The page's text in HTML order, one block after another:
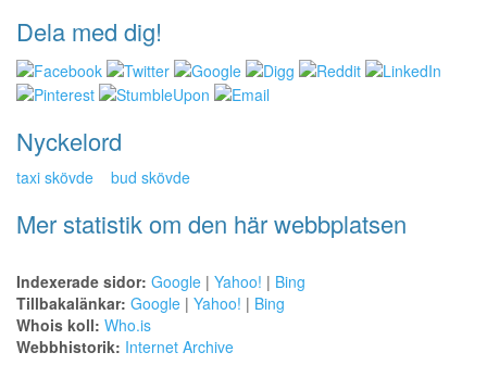
Dela med dig!
Nyckelord
taxi skövde bud skövde
Mer statistik om den här webbplatsen
Indexerade sidor: Google | Yahoo! | Bing
Tillbakalänkar: Google | Yahoo! | Bing
Whois koll: Who.is
Webbhistorik: Internet Archive